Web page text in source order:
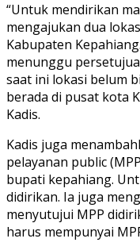
“Untuk mendirikan
mengajukan dua
Kabupaten
menunggu
saat ini lokasi belum
berada di pusat kota
Kadis.
Kadis juga
pelayanan public
bupati kepahiang.
didirikan. Ia juga
menyutujui MPP
harus mempunyai